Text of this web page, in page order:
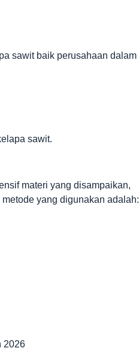
sawit baik perusahaan dalam
sawit.
materi yang disampaikan,
yang digunakan adalah:
2026